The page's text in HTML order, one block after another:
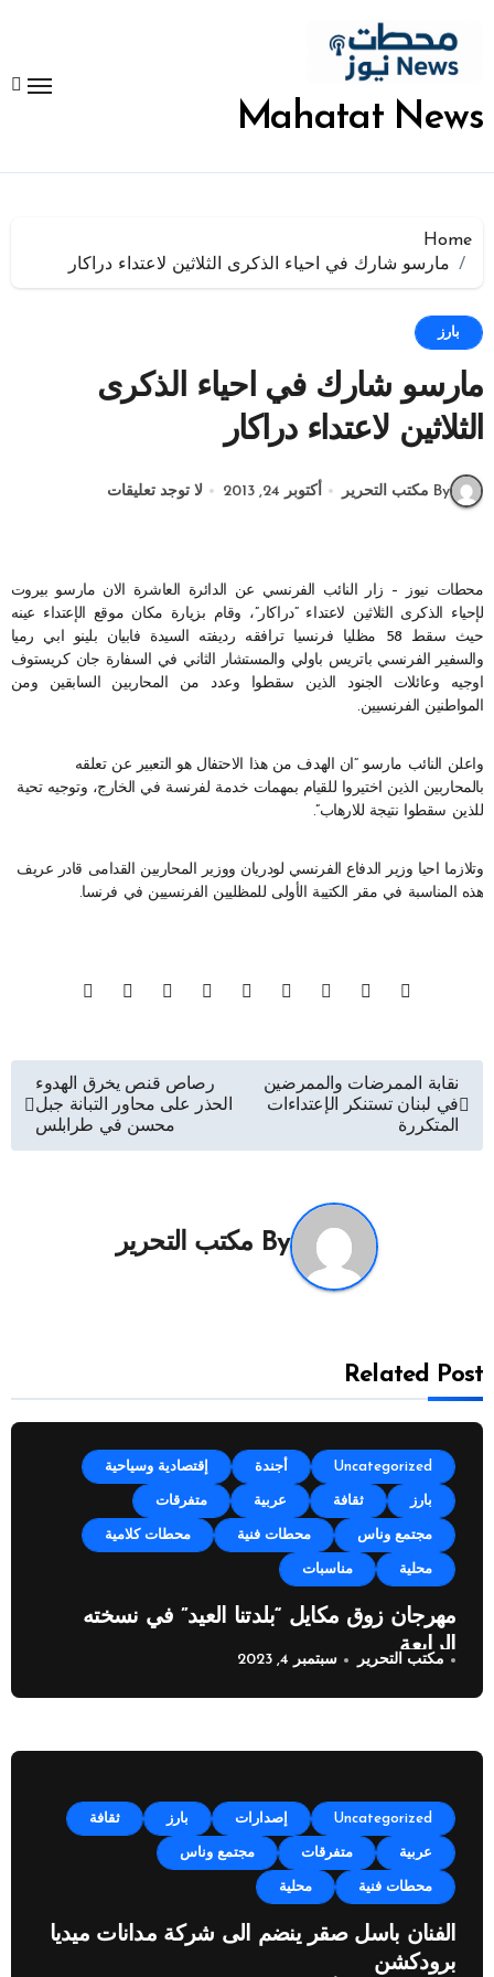
المحتوى
Mahatat News
Home
مارسو شارك في احياء الذكرى الثلاثين لاعتداء دراكار
بارز
مارسو شارك في احياء الذكرى
الثلاثين لاعتداء دراكار
By مكتب التحرير أكتوبر 24, 2013 لا توجد تعليقات
محطات نيوز – زار النائب الفرنسي عن الدائرة العاشرة الان مارسو بيروت
لإحياء الذكرى الثلاثين لاعتداء “دراكار”، وقام بزيارة مكان موقع الإعتداء عينه
حيث سقط 58 مظليا فرنسيا ترافقه رديفته السيدة فابيان بلينو ابي رميا
والسفير الفرنسي باتريس باولي والمستشار الثاني في السفارة جان كريستوف
اوجيه وعائلات الجنود الذين سقطوا وعدد من المحاربين السابقين ومن
المواطنين الفرنسيين.
واعلن النائب مارسو “ان الهدف من هذا الاحتفال هو التعبير عن تعلقه
بالمحاربين الذين اختيروا للقيام بمهمات خدمة لفرنسة في الخارج، وتوجيه تحية
للذين سقطوا نتيجة للارهاب”.
وتلازما احيا وزير الدفاع الفرنسي لودريان ووزير المحاربين القدامى قادر عريف
هذه المناسبة في مقر الكتيبة الأولى للمظليين الفرنسيين في فرنسا.
تصفّح
المقالات
نقابة الممرضات والممرضين
في لبنان تستنكر الإعتداءات
المتكررة
رصاص قنص يخرق الهدوء
الحذر على محاور التبانة جبل
محسن في طرابلس
By مكتب التحرير
Related Post
Uncategorized أجندة إقتصادية وسياحية
بارز ثقافة عربية متفرقات
مجتمع وناس محطات فنية محطات كلامية
محلية مناسبات
مهرجان زوق مكايل “بلدتنا العيد” في نسخته
الرابعة
مكتب التحرير سبتمبر 4, 2023
Uncategorized إصدارات بارز ثقافة
عربية متفرقات مجتمع وناس
محطات فنية محلية
الفنان باسل صقر ينضم الى شركة مدانات ميديا
برودكشن